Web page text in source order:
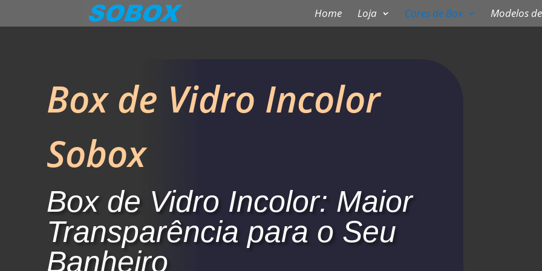
Home Loja Cores de Box Modelos
Box de Vidro Incolor
Sobox
Box de Vidro Incolor: Maior
Transparência para o Seu
Banheiro